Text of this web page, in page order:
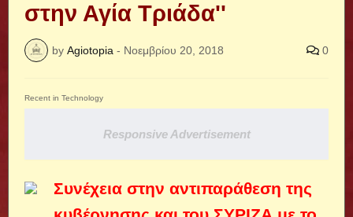
στην Αγία Τριάδα''
by Agiotopia - Νοεμβρίου 20, 2018 0
Recent in Technology
Responsive Advertisement
Συνέχεια στην αντιπαράθεση της